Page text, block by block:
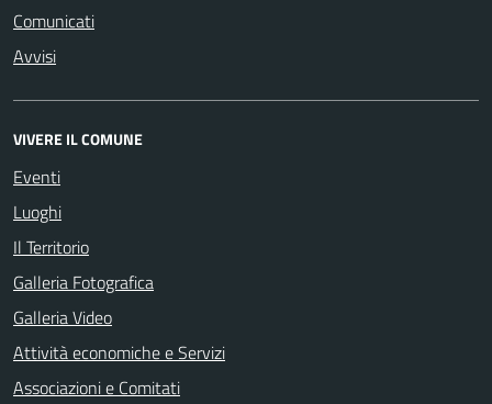
Comunicati
Avvisi
VIVERE IL COMUNE
Eventi
Luoghi
Il Territorio
Galleria Fotografica
Galleria Video
Attività economiche e Servizi
Associazioni e Comitati